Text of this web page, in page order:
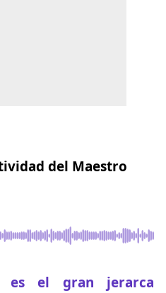
del Maestro
es el gran jerarca